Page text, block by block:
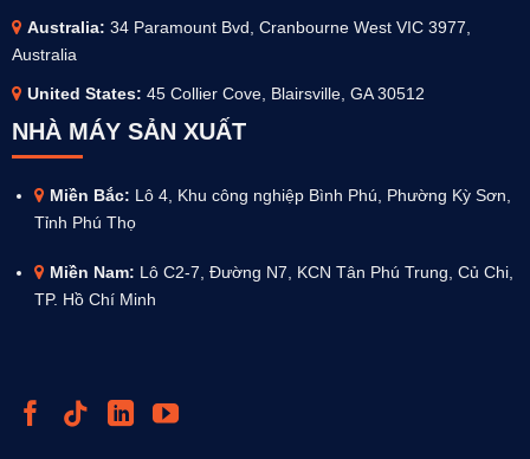
Australia: 34 Paramount Bvd, Cranbourne West VIC 3977,
Australia
United States: 45 Collier Cove, Blairsville, GA 30512
NHÀ MÁY SẢN XUẤT
Miền Bắc: Lô 4, Khu công nghiệp Bình Phú, Phường Kỳ Sơn,
Tỉnh Phú Thọ
Miền Nam: Lô C2-7, Đường N7, KCN Tân Phú Trung, Củ Chi,
TP. Hồ Chí Minh